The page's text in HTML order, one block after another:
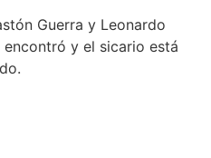
Guerra y Leonardo
y el sicario está